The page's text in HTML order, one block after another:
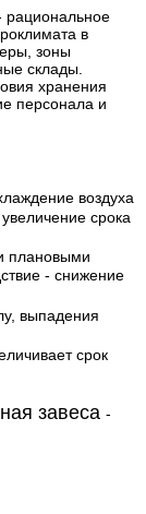
рациональное
в
зоны
склады.
хранения
персонала и
воздуха
срока
плановыми
- снижение
выпадения
срок
завеса -